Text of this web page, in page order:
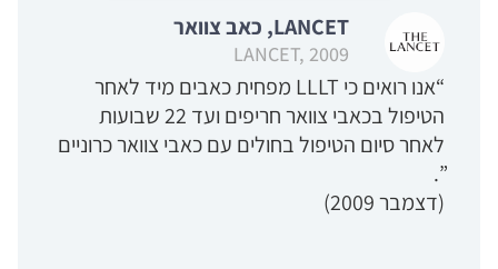
LANCET, כאב צוואר
LANCET, 2009
“אנו רואים כי LLLT מפחית כאבים מיד לאחר
הטיפול בכאבי צוואר חריפים ועד 22 שבועות
לאחר סיום הטיפול בחולים עם כאבי צוואר כרוניים
”.
(דצמבר 2009)